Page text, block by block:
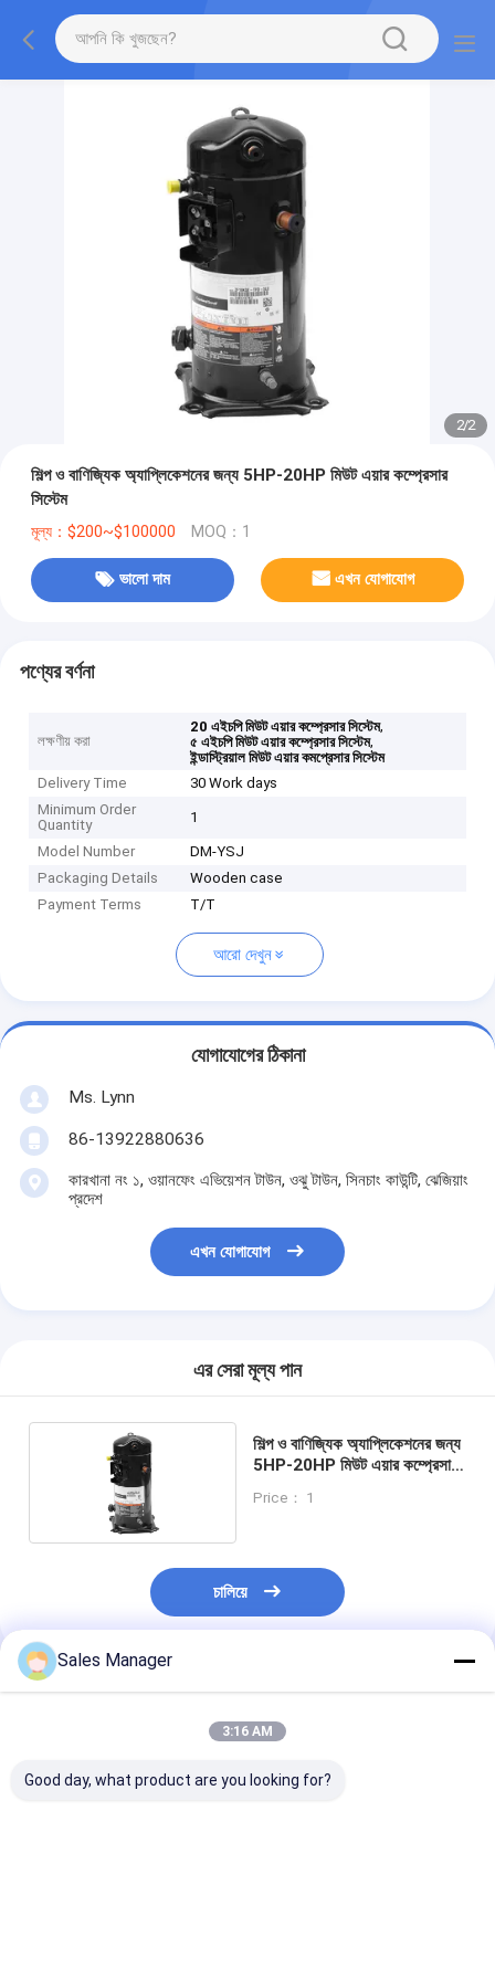
2/2
শিল্প ও বাণিজ্যিক অ্যাপ্লিকেশনের জন্য 5HP-20HP মিউট এয়ার কম্প্রেসার
সিস্টেম
মূল্য：$200~$100000 MOQ：1
ভালো দাম এখন যোগাযোগ
পণ্যের বর্ণনা
লক্ষণীয় করা
20 এইচপি মিউট এয়ার কম্প্রেসার সিস্টেম,
৫ এইচপি মিউট এয়ার কম্প্রেসার সিস্টেম,
ইন্ডাস্ট্রিয়াল মিউট এয়ার কমপ্রেসার সিস্টেম
Delivery Time
30 Work days
Minimum Order
Quantity
1
Model Number
DM-YSJ
Packaging Details
Wooden case
Payment Terms
T/T
আরো দেখুন
যোগাযোগের ঠিকানা
Ms. Lynn
86-13922880636
কারখানা নং ১, ওয়ানফেং এভিয়েশন টাউন, ওঝু টাউন, সিনচাং কাউন্টি, ঝেজিয়াং
প্রদেশ
এখন যোগাযোগ
এর সেরা মূল্য পান
শিল্প ও বাণিজ্যিক অ্যাপ্লিকেশনের জন্য
5HP-20HP মিউট এয়ার কম্প্রেসার
Price： 1
চালিয়ে
প্রস্তাবিত পণ্য
Sales Manager
3:16 AM
Good day, what product are you looking for?